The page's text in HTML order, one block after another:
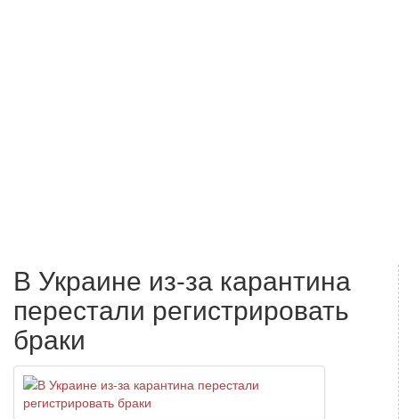
В Украине из-за карантина
перестали регистрировать
браки